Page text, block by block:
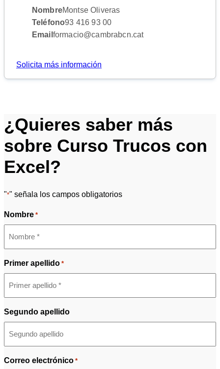
NombreMontse Oliveras
Teléfono93 416 93 00
Email formacio@cambrabcn.cat
Solicita más información
¿Quieres saber más
sobre Curso Trucos con
Excel?
"*" señala los campos obligatorios
Nombre *
Primer apellido *
Segundo apellido
Correo electrónico *